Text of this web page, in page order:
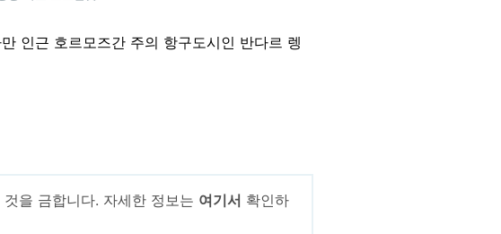
인근 호르모즈간 주의 항구도시인 반다르 렝
을 금합니다. 자세한 정보는 여기서 확인하